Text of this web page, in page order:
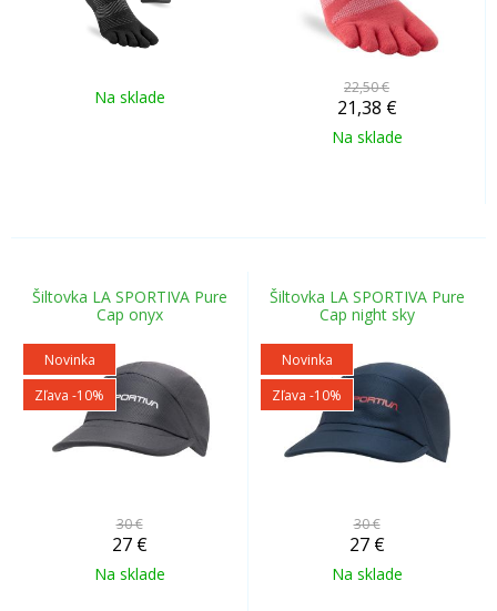
Na sklade 22,50 €
21,38 €
Na sklade
Šiltovka LA SPORTIVA Pure
Cap onyx
Novinka
Zľava -10%
30 €
27 €
Na sklade
Šiltovka LA SPORTIVA Pure
Cap night sky
Novinka
Zľava -10%
30 €
27 €
Na sklade